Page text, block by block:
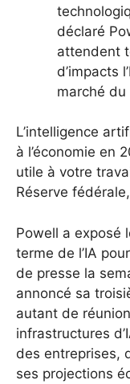
déclaré
attendent
d’impacts
marché du
L’intelligence
à l’économie en
utile à votre
Réserve
Powell a exposé
terme de l’IA
de presse la
annoncé sa
autant de
infrastructures
des entreprises,
ses projections